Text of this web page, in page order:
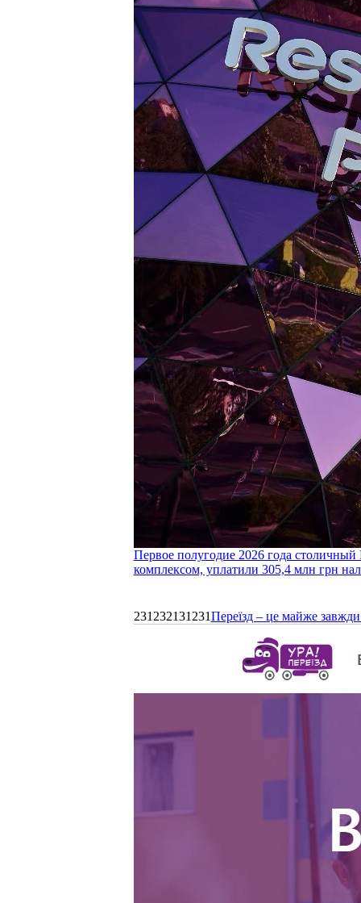
Первое полугодие 2026 года
комплексом, уплатили 305,4 млн грн
231232131231Переїзд – це майже